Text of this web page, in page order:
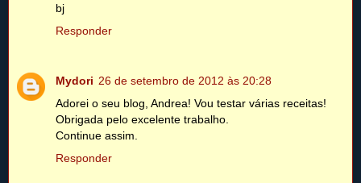
bj
Responder
Mydori 26 de setembro de 2012 às 20:28
Adorei o seu blog, Andrea! Vou testar várias receitas!
Obrigada pelo excelente trabalho.
Continue assim.
Responder